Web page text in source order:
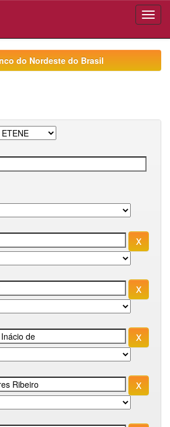
do Nordeste do Brasil